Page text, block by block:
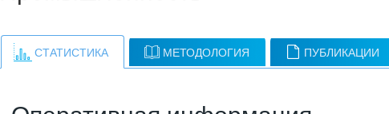
СТАТИСТИКА МЕТОДОЛОГИЯ ПУБЛИКАЦИИ